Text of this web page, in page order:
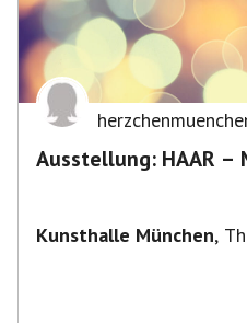
Ausstellung: HAAR –
Kunsthalle München,